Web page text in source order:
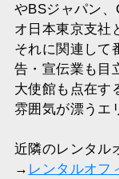
やBSジャパン
オ日本東京支社
それに関連して
告・宣伝業も目
大使館も点在す
雰囲気が漂うエ
近隣のレンタル
→ レンタルオフ